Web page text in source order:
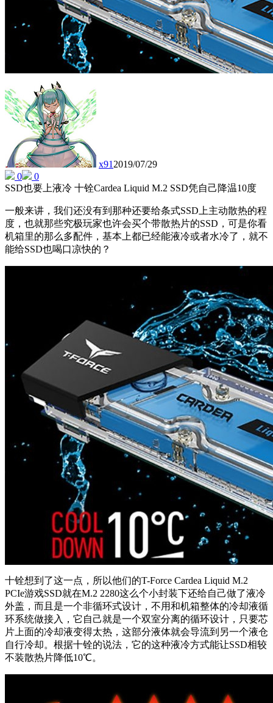
x912019/07/29
0
0
SSD也要上液冷 十铨Cardea Liquid M.2 SSD凭自己降温10度
一般来讲，我们还没有到那种还要给条式SSD上主动散热的程
度，也就那些究极玩家也许会买个带散热片的SSD，可是你看
机箱里的那么多配件，基本上都已经能液冷或者水冷了，就不
能给SSD也喝口凉快的？
十铨想到了这一点，所以他们的T-Force Cardea Liquid M.2
PCIe游戏SSD就在M.2 2280这么个小封装下还给自己做了液冷
外盖，而且是一个非循环式设计，不用和机箱整体的冷却液循
环系统做接入，它自己就是一个双室分离的循环设计，只要芯
片上面的冷却液变得太热，这部分液体就会导流到另一个液仓
自行冷却。根据十铨的说法，它的这种液冷方式能让SSD相较
不装散热片降低10℃。